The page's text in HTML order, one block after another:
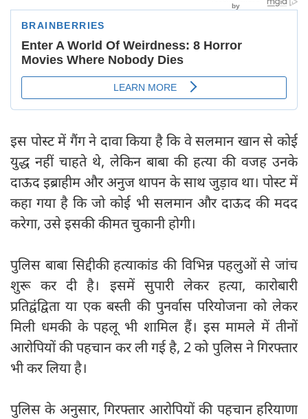
इस पोस्ट में गैंग ने दावा किया है कि वे सलमान खान से कोई
युद्ध नहीं चाहते थे, लेकिन बाबा की हत्या की वजह उनके
दाऊद इब्राहीम और अनुज थापन के साथ जुड़ाव था। पोस्ट में
कहा गया है कि जो कोई भी सलमान और दाऊद की मदद
करेगा, उसे इसकी कीमत चुकानी होगी।
पुलिस बाबा सिद्दीकी हत्याकांड की विभिन्न पहलुओं से जांच
शुरू कर दी है। इसमें सुपारी लेकर हत्या, कारोबारी
प्रतिद्वंद्विता या एक बस्ती की पुनर्वास परियोजना को लेकर
मिली धमकी के पहलू भी शामिल हैं। इस मामले में तीनों
आरोपियों की पहचान कर ली गई है, 2 को पुलिस ने गिरफ्तार
भी कर लिया है।
पुलिस के अनुसार, गिरफ्तार आरोपियों की पहचान हरियाणा